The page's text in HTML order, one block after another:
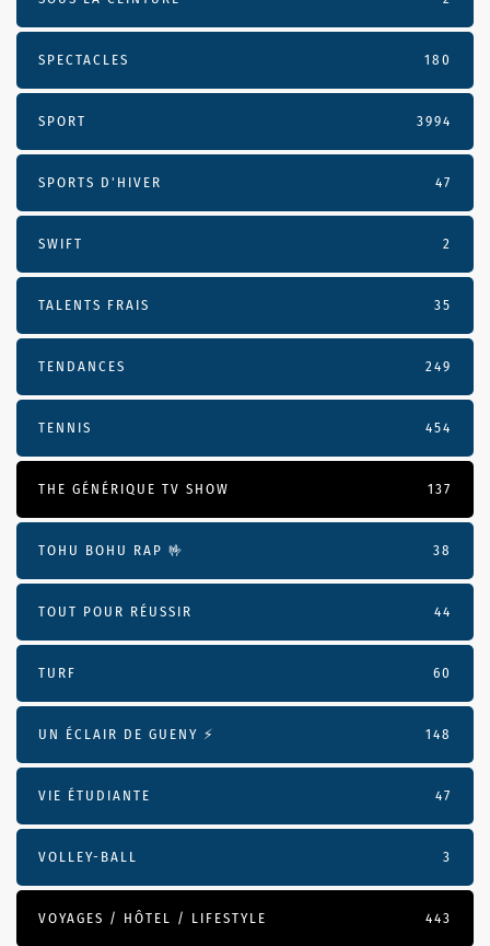
SPECTACLES 180
SPORT 3994
SPORTS D'HIVER 47
SWIFT 2
TALENTS FRAIS 35
TENDANCES 249
TENNIS 454
THE GÉNÉRIQUE TV SHOW 137
TOHU BOHU RAP 🤟 38
TOUT POUR RÉUSSIR 44
TURF 60
UN ÉCLAIR DE GUENY ⚡️ 148
VIE ÉTUDIANTE 47
VOLLEY-BALL 3
VOYAGES / HÔTEL / LIFESTYLE 443